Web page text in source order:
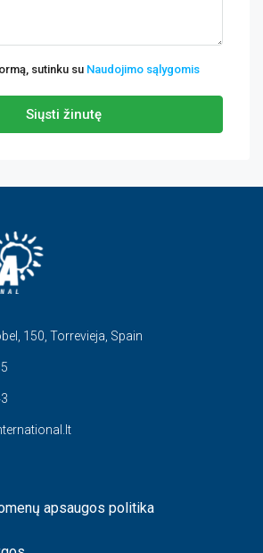
sutinku su Naudojimo sąlygomis
Siųsti žinutę
150, Torrevieja, Spain
apsaugos politika